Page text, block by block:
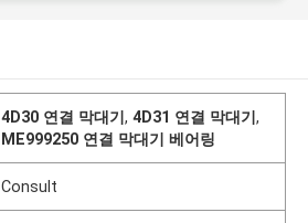
4D30 연결 막대기,4D31 연결 막대기,
ME999250 연결 막대기 베어링
Consult